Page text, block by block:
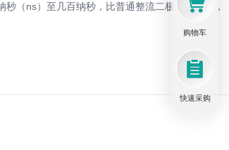
购物车
快速采购
（ns）至几百纳秒，比普通整流二极管快得多，